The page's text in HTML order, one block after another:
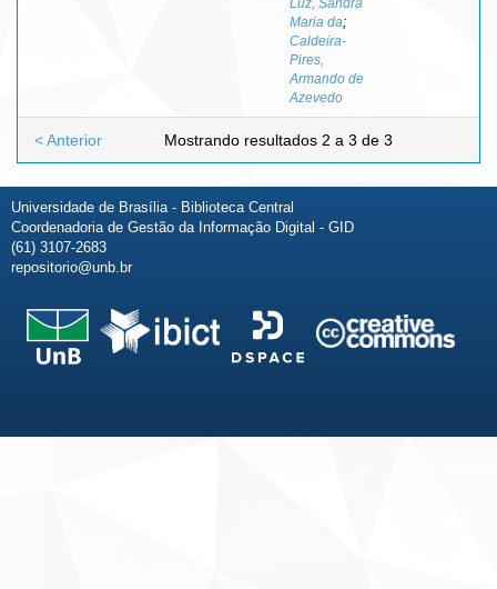
Maria da;
Caldeira-
Pires,
Armando de
Azevedo
Mostrando resultados 2 a 3 de 3
< Anterior
Universidade de Brasília - Biblioteca Central
Coordenadoria de Gestão da Informação Digital - GID
(61) 3107-2683
repositorio@unb.br